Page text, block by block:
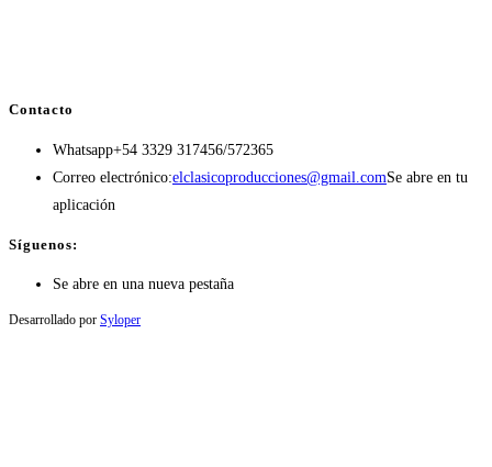
Contacto
Whatsapp+54 3329 317456/572365
Correo electrónico:elclasicoproducciones@gmail.comSe abre en tu
aplicación
Síguenos:
Se abre en una nueva pestaña
Desarrollado por Syloper